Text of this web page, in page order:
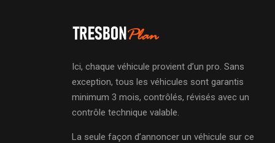
Ici, chaque véhicule provient d’un pro. Sans
exception, tous les véhicules sont garantis
minimum 3 mois, contrôlés, révisés avec un
contrôle technique valable.
La seule façon d’annoncer un véhicule sur ce